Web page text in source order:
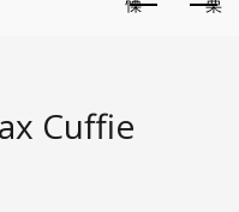
Cuffie